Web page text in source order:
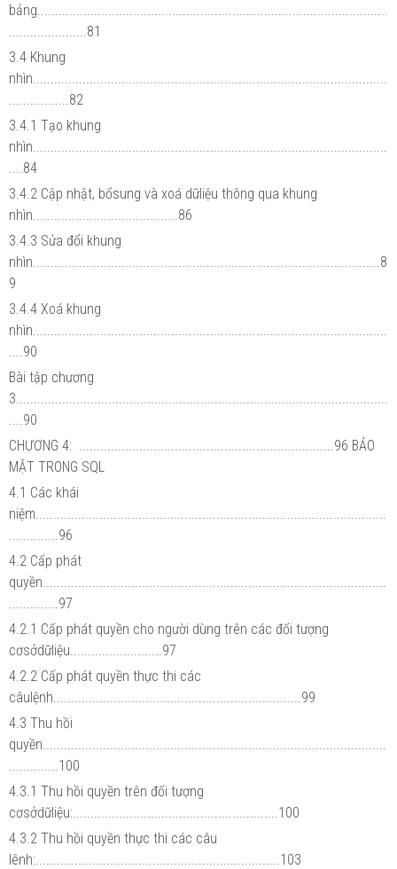
bảng...................................................................................................
......................81
3.4 Khung
nhìn....................................................................................................
.................82
3.4.1 Tạo khung
nhìn....................................................................................................
....84
3.4.2 Cập nhật, bổsung và xoá dữliệu thông qua khung
nhìn.........................................86
3.4.3 Sửa đổi khung
nhìn..................................................................................................8
9
3.4.4 Xoá khung
nhìn....................................................................................................
....90
Bài tập chương
3.........................................................................................................
....90
CHƯƠNG 4: ........................................................................96 BẢO
MẬT TRONG SQL
4.1 Các khái
niệm...................................................................................................
..............96
4.2 Cấp phát
quyền.................................................................................................
..............97
4.2.1 Cấp phát quyền cho người dùng trên các đối tượng
cơsởdữliệu..........................97
4.2.2 Cấp phát quyền thực thi các
câulệnh......................................................................99
4.3 Thu hồi
quyền.................................................................................................
..............100
4.3.1 Thu hồi quyền trên đối tượng
cơsởdữliệu:..........................................................100
4.3.2 Thu hồi quyền thực thi các câu
lênh:.....................................................................103